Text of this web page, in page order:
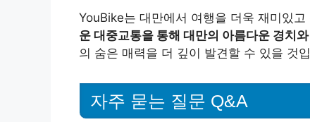
YouBike는 대만에서 여행을 더욱 재미있
운 대중교통을 통해 대만의 아름다운 경치
의 숨은 매력을 더 깊이 발견할 수 있을 것
자주 묻는 질문 Q&A